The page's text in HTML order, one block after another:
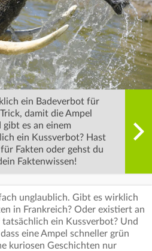
ein Badeverbot für
damit die Ampel
es an einem
ein Kussverbot? Hast
Fakten oder gehst du
Faktenwissen!
unglaublich. Gibt es wirklich
in Frankreich? Oder existiert an
ein Kussverbot? Und
eine Ampel schneller grün
kuriosen Geschichten nur